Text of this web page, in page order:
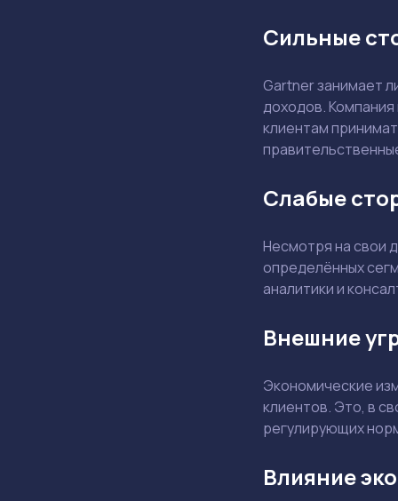
Сильные
Gartner занимает
доходов.
клиентам
Слабые
Несмотря на свои
определённых
аналитики и
Внешние
Экономические
клиентов. Это, в
регулирующих
Влияние